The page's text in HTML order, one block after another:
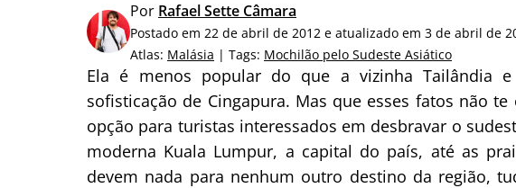
a
r
p
o
r
:
Por Rafael Sette Câmara
Postado em 22 de abril de 2012 e atualizado em 3 de abril de
Atlas: Malásia | Tags: Mochilão pelo Sudeste Asiático
Ela é menos popular do que a vizinha Tailândia
sofisticação de Cingapura. Mas que esses fatos não
opção para turistas interessados em desbravar o
moderna Kuala Lumpur, a capital do país, até as
devem nada para nenhum outro destino da região,